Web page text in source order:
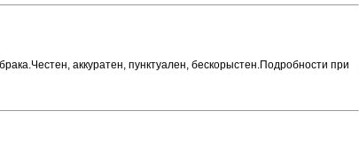
аккуратен, пунктуален, бескорыстен.Подробности при